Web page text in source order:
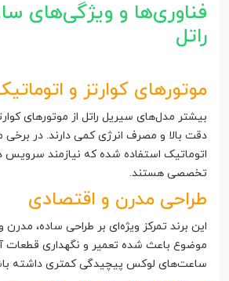
فناوری‌ها و ویژگی‌های
راتل
موتورهای کوارتز و
بیشتر مدل‌های سیریل راتل از موتورهای
دقت بالا و مصرف انرژی کمی دارند. در برخی
اتوماتیک استفاده شده که نیازمند سرویس
تخصصی هستند.
طراحی مدرن و اقتصادی
این برند تمرکز ویژه‌ای بر طراحی ساده،
موضوع باعث شده تعمیر و نگهداری
ساعت‌های لوکس پیچیدگی کمتری داشته